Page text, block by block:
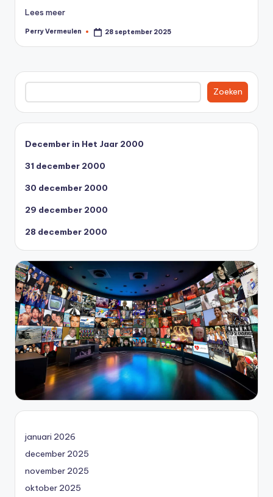
0
Lees meer
Geplaatst
Perry Vermeulen 28 september 2025
Zoeken
Zoeken
December in Het Jaar 2000
31 december 2000
30 december 2000
29 december 2000
28 december 2000
januari 2026
december 2025
november 2025
oktober 2025